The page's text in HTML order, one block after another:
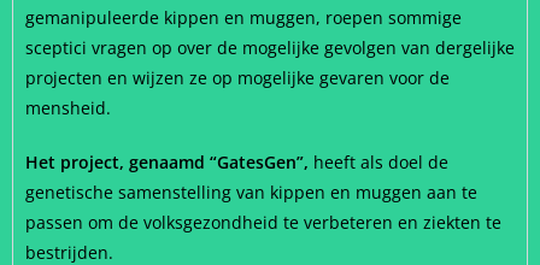
gemanipuleerde kippen en muggen, roepen sommige
sceptici vragen op over de mogelijke gevolgen van dergelijke
projecten en wijzen ze op mogelijke gevaren voor de
mensheid.
Het project, genaamd “GatesGen”, heeft als doel de
genetische samenstelling van kippen en muggen aan te
passen om de volksgezondheid te verbeteren en ziekten te
bestrijden.